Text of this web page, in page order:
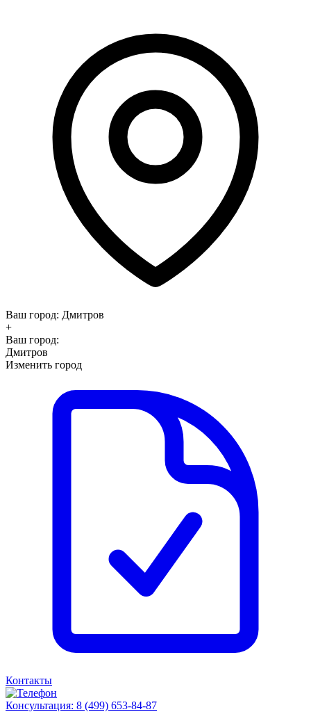
Ваш город: Дмитров
+
Ваш город:
Дмитров
Изменить город
Контакты
Консультация: 8 (499) 653-84-87